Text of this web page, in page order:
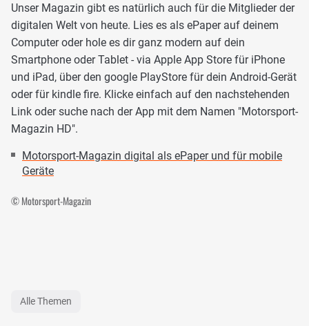
Unser Magazin gibt es natürlich auch für die Mitglieder der
digitalen Welt von heute. Lies es als ePaper auf deinem
Computer oder hole es dir ganz modern auf dein
Smartphone oder Tablet - via Apple App Store für iPhone
und iPad, über den google PlayStore für dein Android-Gerät
oder für kindle fire. Klicke einfach auf den nachstehenden
Link oder suche nach der App mit dem Namen "Motorsport-
Magazin HD".
Motorsport-Magazin digital als ePaper und für mobile
Geräte
© Motorsport-Magazin
Alle Themen